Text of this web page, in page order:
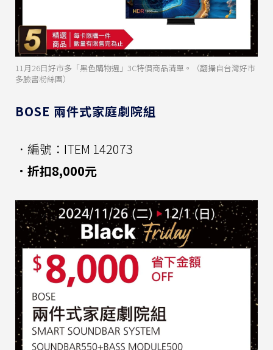
11月26日好市多「黑色購物週」3C特價商品清單。（翻攝自台灣好市
多臉書粉絲團）
BOSE 兩件式家庭劇院組
．編號：ITEM 142073
．折扣8,000元